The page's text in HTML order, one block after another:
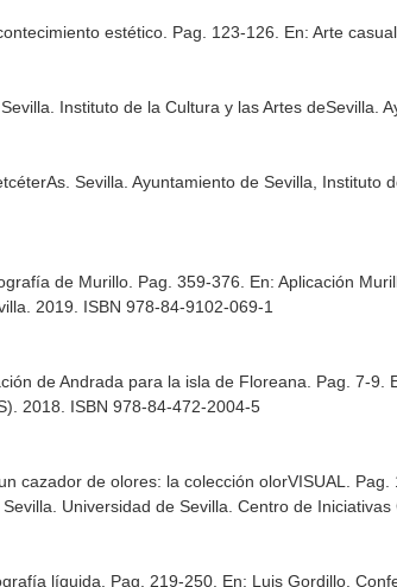
estético. Pag. 123-126. En: Arte casual
. Sevilla. Instituto de la Cultura y las Artes
. Sevilla. Ayuntamiento de Sevilla,
de Murillo. Pag. 359-376. En: Aplicación
2019. ISBN 978-84-9102-069-1
de Andrada para la isla de Floreana. Pag. 7-9.
2018. ISBN 978-84-472-2004-5
cazador de olores: la colección olorVISUAL. Pag.
. Sevilla. Universidad de Sevilla. Centro de
líquida. Pag. 219-250. En: Luis Gordillo.